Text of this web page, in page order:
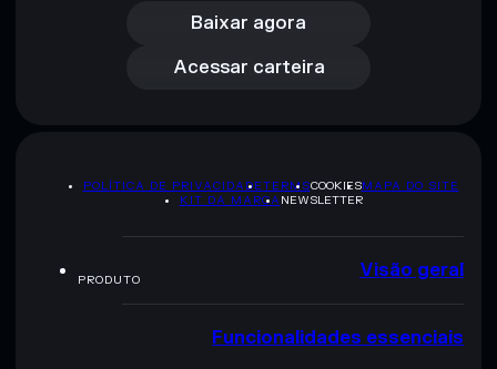
Baixar agora
Acessar carteira
Acessar carteira
POLÍTICA DE PRIVACIDADETERMSCOOKIESMAPA DO SITE
KIT DA MARCA NEWSLETTER
PRODUTO Visão geral
Funcionalidades essenciais